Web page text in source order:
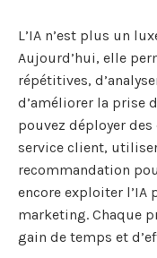
L’IA n’est plus un
Aujourd’hui, elle
répétitives,
d’améliorer la prise
pouvez déployer
service client,
recommandation
encore exploiter l’IA
marketing. Chaque
gain de temps et